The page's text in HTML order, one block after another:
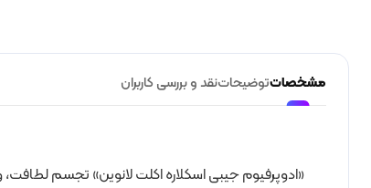
مشخصاتتوضیحاتنقد و بررسی کاربران
«ادوپرفیوم جیبی اسکلاره اکلت لانوین» تجسم لطافت،